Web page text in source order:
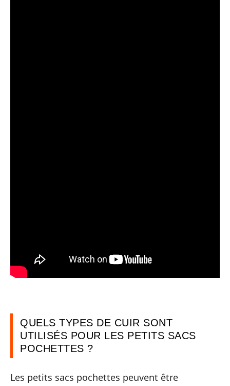
QUELS TYPES DE CUIR SONT
UTILISÉS POUR LES PETITS SACS
POCHETTES ?
Les petits sacs pochettes peuvent être